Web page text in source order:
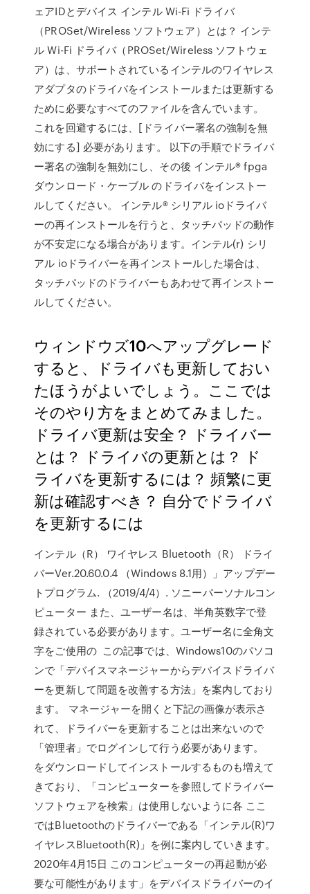
ェアIDとデバイス インテル Wi-Fi ドライバ
（PROSet/Wireless ソフトウェア）とは？ インテ
ル Wi-Fi ドライバ（PROSet/Wireless ソフトウェ
ア）は、サポートされているインテルのワイヤレス
アダプタのドライバをインストールまたは更新する
ために必要なすべてのファイルを含んでいます。
これを回避するには、[ドライバー署名の強制を無
効にする] 必要があります。 以下の手順でドライバ
ー署名の強制を無効にし、その後 インテル® fpga
ダウンロード・ケーブル のドライバをインストー
ルしてください。 インテル® シリアル ioドライバ
ーの再インストールを行うと、タッチパッドの動作
が不安定になる場合があります。インテル(r) シリ
アル ioドライバーを再インストールした場合は、
タッチパッドのドライバーもあわせて再インストー
ルしてください。
ウィンドウズ10へアップグレード
すると、ドライバも更新しておい
たほうがよいでしょう。ここでは
そのやり方をまとめてみました。
ドライバ更新は安全？ ドライバー
とは？ ドライバの更新とは？ ド
ライバを更新するには？ 頻繁に更
新は確認すべき？ 自分でドライバ
を更新するには
インテル（R） ワイヤレス Bluetooth（R） ドライ
バーVer.20.60.0.4 （Windows 8.1用）」アップデー
トプログラム. （2019/4/4）. ソニーパーソナルコン
ピューター また、ユーザー名は、半角英数字で登
録されている必要があります。ユーザー名に全角文
字をご使用の この記事では、Windows10のパソコ
ンで「デバイスマネージャーからデバイスドライバ
ーを更新して問題を改善する方法」を案内しており
ます。 マネージャーを開くと下記の画像が表示さ
れて、ドライバーを更新することは出来ないので
「管理者」でログインして行う必要があります。
をダウンロードしてインストールするものも増えて
きており、「コンピューターを参照してドライバー
ソフトウェアを検索」は使用しないように各 ここ
ではBluetoothのドライバーである「インテル(R)ワ
イヤレスBluetooth(R)」を例に案内していきます。
2020年4月15日 このコンピューターの再起動が必
要な可能性があります」をデバイスドライバーのイ